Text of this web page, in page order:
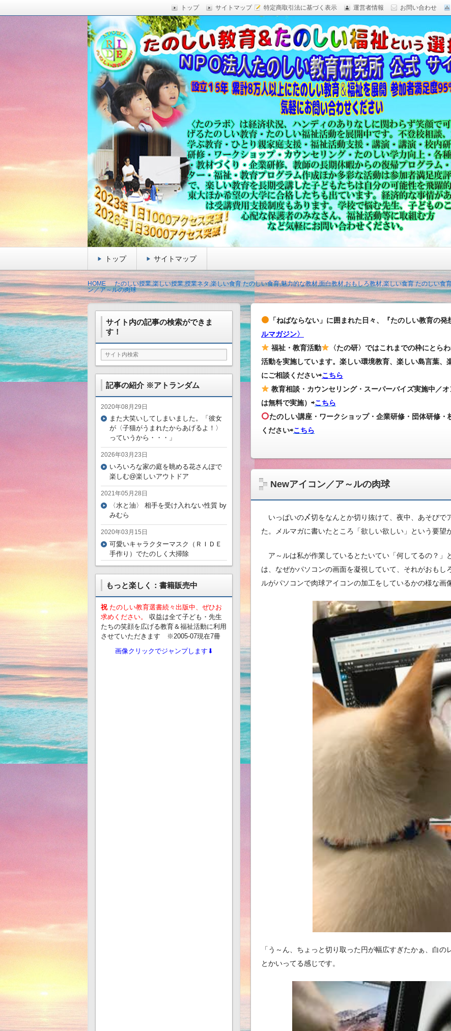
特定商取引法に基づく表示 運営者情報 お問い合わせ
トップ サイトマップ
たのしい教育研究所（沖縄）公式サイト
楽しい授業,たのしい授業,楽しい自由研究,面白い自由研究,楽しい福祉活動,楽しい授業がした
い,RIDE,沖縄県 教育,たのしい授業,たのしい教育 日本一,Research Institute Delightful
Education,楽しい授業,教育技術,教育方法,内発的動機づけ,沖縄 学力問題,教材 ネタ,授業ネタ,学
力向上,教育技術,教育方法,沖縄 教育問題,enjoyable educationes,グッジョブ,カリスマ教師,沖縄
教員採用試験,沖縄 教育,たのしい教育,沖縄の学力,仮説実験授業,たのしい講演,楽しい講演,楽しい
科学,たのしい科学,たのしく学び 一生ものの「賢さ・学力」を,自由研究,いっきゅう先生,いっきゅ
う,いっきゅうハカセ,アドラー 心理学,面白い,沖縄 学力問題,授業名人,RIDE,PEALカウンセリン
グ,教員採用試験,名人,採用試験,合格,セミナー,研修,板倉聖宣,ＬＥＡＰカウンセリング,LEAP,学力
向上,沖縄の教育,たのしい学力,補習,読み語り,読み聞かせ,授業ネタ,授業アイディア,教育をたのし
さでクリエイトするプロフェッショなる集団,学ぶこと本来のたのしさと賢さを沖縄から世界へ,設
立四年で17000人以上に授業を実施,99％の高い評価,仮説実験授,楽しい学力向上,たのしい学力,自
由研究.しまくとぅば,島言葉,
トップ サイトマップ
HOME たのしい授業,楽しい授業,授業ネタ,楽しい食育 たのしい食育,魅力的な教材,面白教材,おもしろ教材,楽しい食育 たのしい食
ン／ア～ルの肉球
「ねばならない」に囲まれた日々、『たのしい教育の
ルマガジン〉
福祉・教育活動
〈たの研〉ではこれまでの枠にとら
活動を実施しています。楽しい環境教育、楽しい島言葉、
にご相談ください⇨こちら
教育相談・カウンセリング・スーパーバイズ実施中／
は無料で実施）⇨こちら
たのしい講座・ワークショップ・企業研修・団体研修
ください⇨こちら
Newアイコン／ア～ルの肉球
いっぱいの〆切をなんとか切り抜けて、夜中、あそびで
た。メルマガに書いたところ「欲しい欲しい」という要望
ア～ルは私が作業しているとたいてい「何してるの？」
は、なぜかパソコンの画面を凝視していて、それがおもし
ルがパソコンで肉球アイコンの加工をしているかの様な画
「う～ん、ちょっと切り取った円が幅広すぎたかぁ、白の
とかいってる感じです。
サイト内の記事の検索ができま
す！
記事の紹介 ※アトランダム
2020年08月29日
また大笑いしてしまいました。「彼女
が〈子猫がうまれたからあげるよ！〉
っていうから・・・」
2026年03月23日
いろいろな家の庭を眺める花さんぽで
楽しむ@楽しいアウトドア
2021年05月28日
〈水と油〉 相手を受け入れない性質 by
みむら
2020年03月15日
可愛いキャラクターマスク（ＲＩＤＥ
手作り）でたのしく大掃除
もっと楽しく：書籍販売中
祝 たのしい教育選書続々出版中、ぜひお
求めください。
収益は全て子ども・先生
たちの笑顔を広げる教育＆福祉活動に利用
させていただきます ※2005-07現在7冊
画像クリックでジャンプします⬇︎